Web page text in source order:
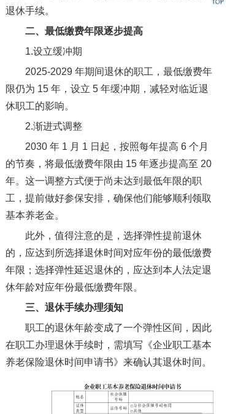
退休手续。
二、最低缴费年限逐步提高
1.设立缓冲期
2025-2029 年期间退休的职工，最低缴费年
限仍为 15 年，设立 5 年缓冲期，减轻对临近退
休职工的影响。
2.渐进式调整
2030 年 1 月 1 日起，按照每年提高 6 个月
的节奏，将最低缴费年限由 15 年逐步提高至 20
年。这一调整方式便于尚未达到最低年限的职
工，提前做好参保安排，确保他们能够顺利领取
基本养老金。
此外，值得注意的是，选择弹性提前退休
的，应达到所选择退休时间对应年份的最低缴费
年限；选择弹性延迟退休的，应达到本人法定退
休年龄对应年份最低缴费年限。
三、退休手续办理须知
职工的退休年龄变成了一个弹性区间，因此
在职工办理退休手续时，需填写《企业职工基本
养老保险退休时间申请书》来确认其退休时间。